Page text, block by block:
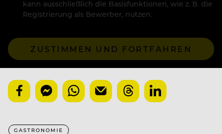
kann ausschließlich die Basisfunktionen, wie z. B. die
Registrierung als Bewerber, nutzen.
ZUSTIMMEN UND FORTFAHREN
GASTRONOMIE